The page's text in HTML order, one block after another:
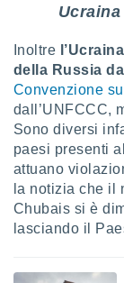
Inoltre
della Russia
Convenzione
dall’UNFCCC,
Sono diversi
paesi presenti
attuano
la notizia che il
Chubais si è
lasciando il